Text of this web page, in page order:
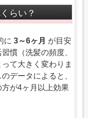
らい？
に 3～6ヶ月 が目安
慣（洗髪の頻度、
て大きく変わりま
データによると、
が4ヶ月以上効果